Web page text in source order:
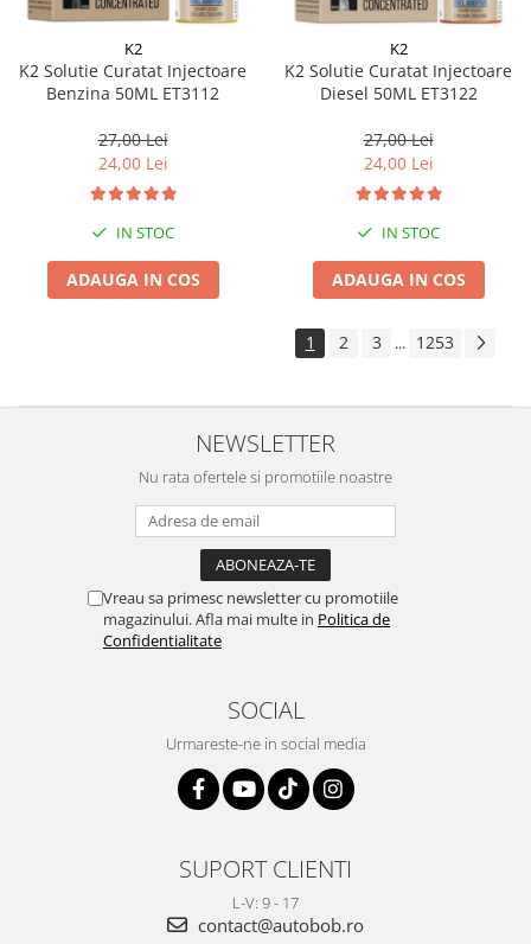
K2
K2 Solutie Curatat Injectoare
Benzina 50ML ET3112
27,00 Lei
24,00 Lei
IN STOC
ADAUGA IN COS
K2
K2 Solutie Curatat Injectoare
Diesel 50ML ET3122
27,00 Lei
24,00 Lei
IN STOC
ADAUGA IN COS
1 2 3 ... 1253
NEWSLETTER
Nu rata ofertele si promotiile noastre
Vreau sa primesc newsletter cu promotiile
magazinului. Afla mai multe in Politica de
Confidentialitate
SOCIAL
Urmareste-ne in social media
SUPORT CLIENTI
L-V: 9 - 17
contact@autobob.ro